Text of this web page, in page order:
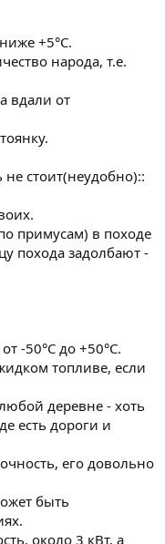
+5°С.
народа, т.е.
вдали от
стоит(неудобно)::
примусам) в походе
похода задолбают -
-50°С до +50°С.
топливе, если
деревне - хоть
есть дороги и
его довольно
быть
около 3 кВт, а